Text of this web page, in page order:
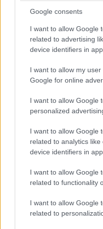
Google consents
I want to allow Google
related to advertising
device identifiers in
I want to allow my
Google for online
I want to allow Google
personalized
I want to allow Google
related to analytics
device identifiers in
I want to allow Google
related to functionality
I want to allow Google
related to
Sterling Point – L’isola
Cristian Castiglioni · 7 Ago 2026